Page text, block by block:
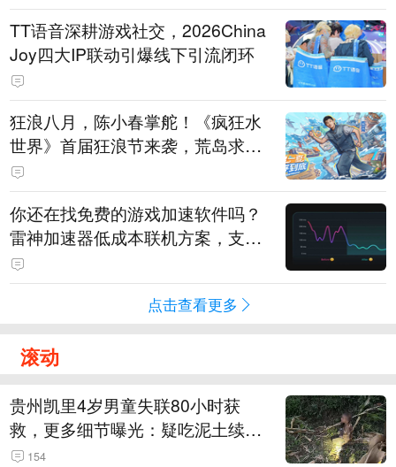
TT语音深耕游戏社交，2026China
Joy四大IP联动引爆线下引流闭环
狂浪八月，陈小春掌舵！《疯狂水
世界》首届狂浪节来袭，荒岛求生
直播即将开启
你还在找免费的游戏加速软件吗？
雷神加速器低成本联机方案，支持
免费试用
点击查看更多
滚动
贵州凯里4岁男童失联80小时获
救，更多细节曝光：疑吃泥土续
命，搜救至20米附近错过多找3天
154